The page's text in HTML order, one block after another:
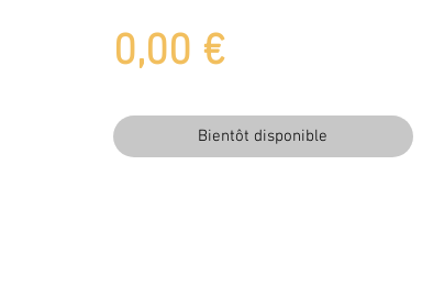
0,00 €Prix
Bientôt disponible